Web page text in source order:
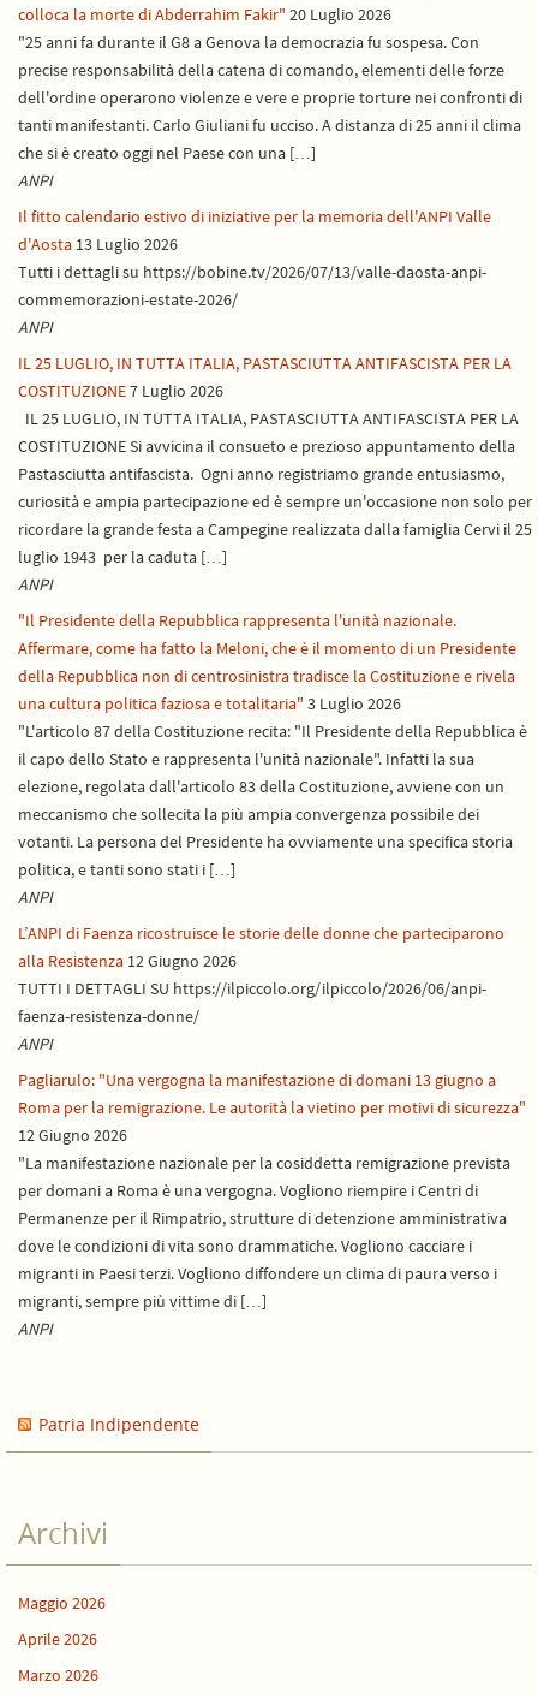
colloca la morte di Abderrahim Fakir" 20 Luglio 2026
"25 anni fa durante il G8 a Genova la democrazia fu sospesa. Con
precise responsabilità della catena di comando, elementi delle forze
dell'ordine operarono violenze e vere e proprie torture nei confronti di
tanti manifestanti. Carlo Giuliani fu ucciso. A distanza di 25 anni il clima
che si è creato oggi nel Paese con una […]
ANPI
Il fitto calendario estivo di iniziative per la memoria dell'ANPI Valle
d'Aosta 13 Luglio 2026
Tutti i dettagli su https://bobine.tv/2026/07/13/valle-daosta-anpi-
commemorazioni-estate-2026/
ANPI
IL 25 LUGLIO, IN TUTTA ITALIA, PASTASCIUTTA ANTIFASCISTA PER LA
COSTITUZIONE7 Luglio 2026
IL 25 LUGLIO, IN TUTTA ITALIA, PASTASCIUTTA ANTIFASCISTA PER LA
COSTITUZIONE Si avvicina il consueto e prezioso appuntamento della
Pastasciutta antifascista. Ogni anno registriamo grande entusiasmo,
curiosità e ampia partecipazione ed è sempre un'occasione non solo per
ricordare la grande festa a Campegine realizzata dalla famiglia Cervi il 25
luglio 1943 per la caduta […]
ANPI
"Il Presidente della Repubblica rappresenta l'unità nazionale.
Affermare, come ha fatto la Meloni, che è il momento di un Presidente
della Repubblica non di centrosinistra tradisce la Costituzione e rivela
una cultura politica faziosa e totalitaria" 3 Luglio 2026
"L'articolo 87 della Costituzione recita: "Il Presidente della Repubblica è
il capo dello Stato e rappresenta l'unità nazionale". Infatti la sua
elezione, regolata dall'articolo 83 della Costituzione, avviene con un
meccanismo che sollecita la più ampia convergenza possibile dei
votanti. La persona del Presidente ha ovviamente una specifica storia
politica, e tanti sono stati i […]
ANPI
L’ANPI di Faenza ricostruisce le storie delle donne che parteciparono
alla Resistenza 12 Giugno 2026
TUTTI I DETTAGLI SU https://ilpiccolo.org/ilpiccolo/2026/06/anpi-
faenza-resistenza-donne/
ANPI
Pagliarulo: "Una vergogna la manifestazione di domani 13 giugno a
Roma per la remigrazione. Le autorità la vietino per motivi di sicurezza"
12 Giugno 2026
"La manifestazione nazionale per la cosiddetta remigrazione prevista
per domani a Roma è una vergogna. Vogliono riempire i Centri di
Permanenze per il Rimpatrio, strutture di detenzione amministrativa
dove le condizioni di vita sono drammatiche. Vogliono cacciare i
migranti in Paesi terzi. Vogliono diffondere un clima di paura verso i
migranti, sempre più vittime di […]
ANPI
Patria Indipendente
Archivi
Maggio 2026
Aprile 2026
Marzo 2026